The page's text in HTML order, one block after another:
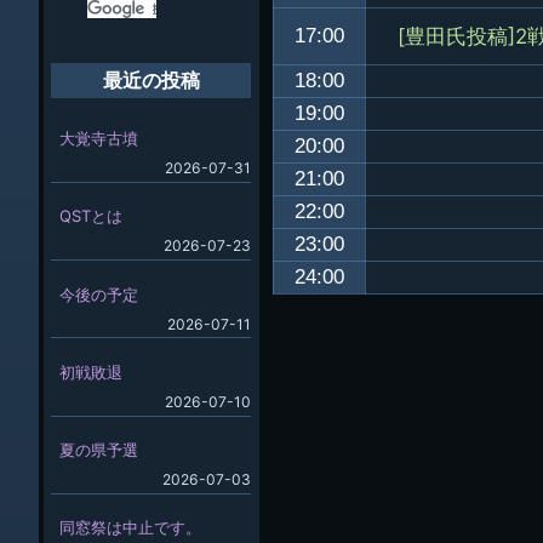
17:00
[豊田氏投稿]2
18:00
19:00
20:00
21:00
22:00
23:00
24:00
最近の投稿
大覚寺古墳
2026-07-31
QSTとは
2026-07-23
今後の予定
2026-07-11
初戦敗退
2026-07-10
夏の県予選
2026-07-03
同窓祭は中止です。